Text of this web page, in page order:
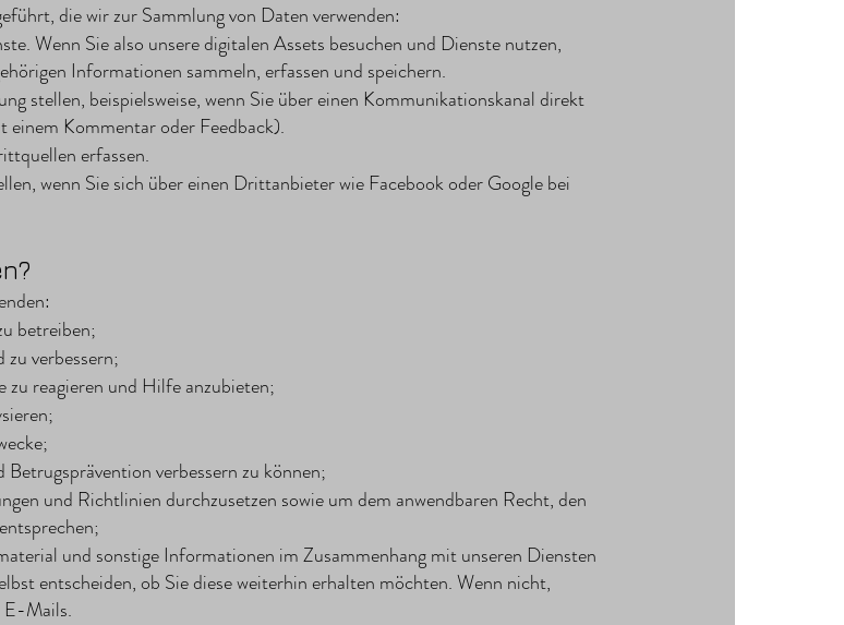
die wir zur Sammlung von Daten verwenden:
Wenn Sie also unsere digitalen Assets besuchen und Dienste nutzen,
Informationen sammeln, erfassen und speichern.
stellen, beispielsweise, wenn Sie über einen Kommunikationskanal direkt
Kommentar oder Feedback).
erfassen.
wenn Sie sich über einen Drittanbieter wie Facebook oder Google bei
betreiben;
zu verbessern;
reagieren und Hilfe anzubieten;
verbessern zu können;
und Richtlinien durchzusetzen sowie um dem anwendbaren Recht, den
und sonstige Informationen im Zusammenhang mit unseren Diensten
entscheiden, ob Sie diese weiterhin erhalten möchten. Wenn nicht,
E-Mails.